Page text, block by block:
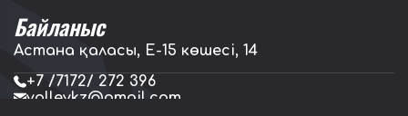
Байланыс
Астана қаласы, E-15 көшесі, 14
+7 /7172/ 272 396
volleykz@gmail.com